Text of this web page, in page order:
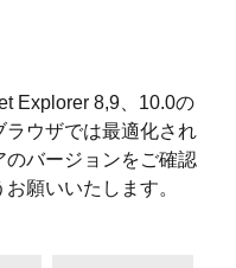
Explorer 8,9、10.0の
ウザでは最適化され
のバージョンをご確認
願いいたします。